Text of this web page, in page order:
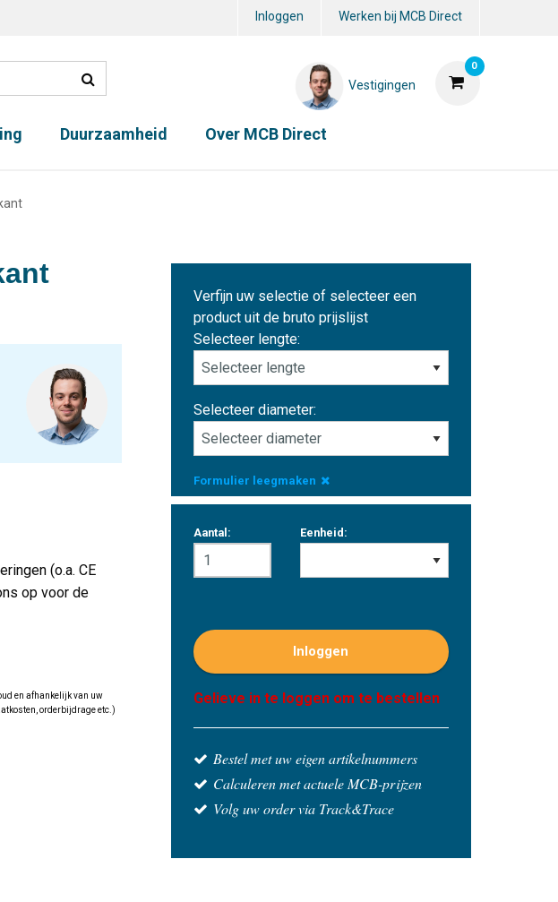
Inloggen Werken bij MCB Direct
0
Vestigingen
Duurzaamheid Over MCB Direct
(o.a. CE
op voor de
en afhankelijk van uw
orderbijdrage etc.)
Verfijn uw selectie of selecteer een
product uit de bruto prijslijst
Selecteer lengte:
Selecteer diameter:
Formulier leegmaken
Aantal: Eenheid:
Inloggen
Gelieve in te loggen om te bestellen
Bestel met uw eigen artikelnummers
Calculeren met actuele MCB-prijzen
Volg uw order via Track&Trace